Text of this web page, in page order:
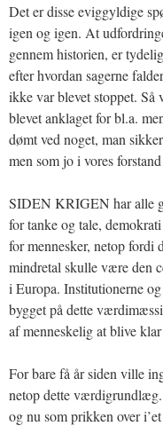
Det er disse eviggyldige
igen og igen. At
gennem historien, er
efter hvordan sagerne
ikke var blevet stoppet.
blevet anklaget for bl.a.
dømt ved noget, man
men som jo i vores
SIDEN KRIGEN har alle
for tanke og tale,
for mennesker, netop fordi
mindretal skulle være den
i Europa. Institutionerne
bygget på dette
af menneskelig at blive
For bare få år siden ville
netop dette
og nu som prikken over